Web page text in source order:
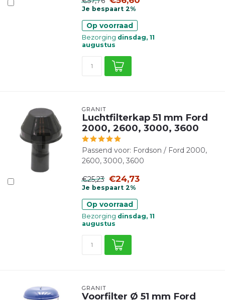
Je bespaart 2%
Op voorraad
Bezorging dinsdag, 11
augustus
GRANIT
Luchtfilterkap 51 mm Ford
2000, 2600, 3000, 3600
Passend voor: Fordson / Ford 2000,
2600, 3000, 3600
€25,23 €24,73
Je bespaart 2%
Op voorraad
Bezorging dinsdag, 11
augustus
GRANIT
Voorfilter Ø 51 mm Ford